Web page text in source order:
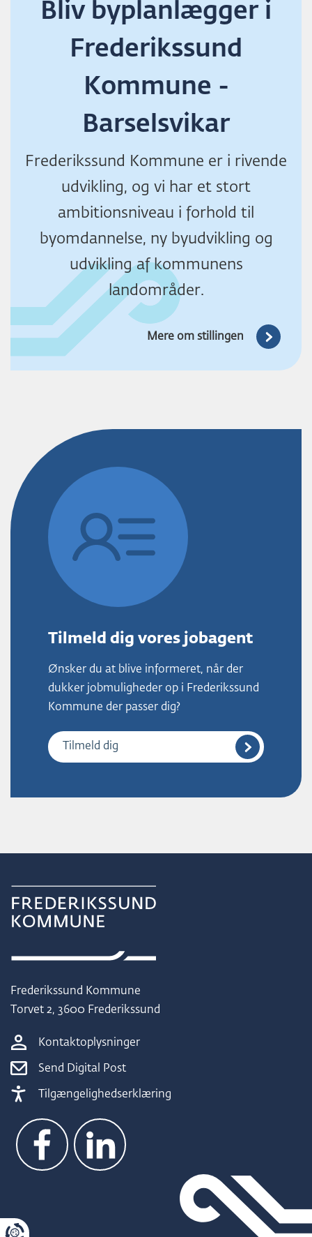
Bliv byplanlægger i
Frederikssund
Kommune -
Barselsvikar
Frederikssund Kommune er i rivende
udvikling, og vi har et stort
ambitionsniveau i forhold til
byomdannelse, ny byudvikling og
udvikling af kommunens
landområder.
Mere om stillingen
Tilmeld dig vores jobagent
Ønsker du at blive informeret, når der
dukker jobmuligheder op i Frederikssund
Kommune der passer dig?
Tilmeld dig
Frederikssund Kommune
Torvet 2, 3600 Frederikssund
Kontaktoplysninger
Send Digital Post
Tilgængelighedserklæring